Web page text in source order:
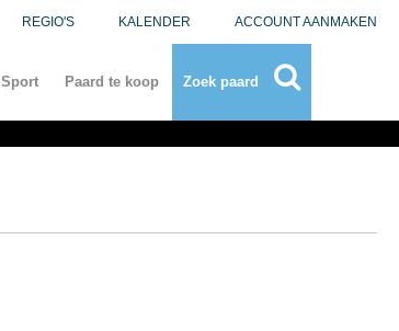
REGIO'S KALENDER ACCOUNT AANMAKEN
Sport Paard te koop Zoek paard